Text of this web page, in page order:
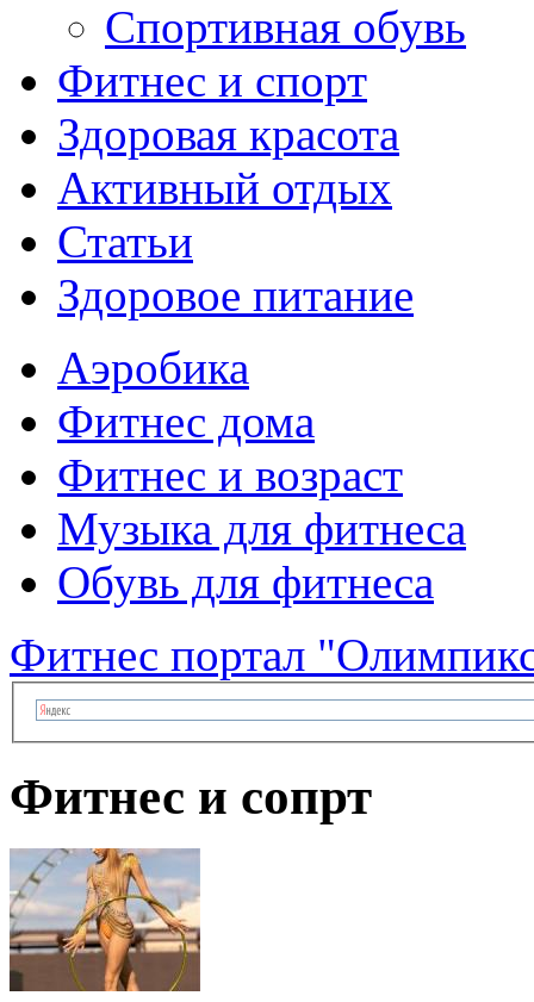
Спортивная обувь
Фитнес и спорт
Здоровая красота
Активный отдых
Статьи
Здоровое питание
Аэробика
Фитнес дома
Фитнес и возраст
Музыка для фитнеса
Обувь для фитнеса
Фитнес портал
Фитнес и сопрт